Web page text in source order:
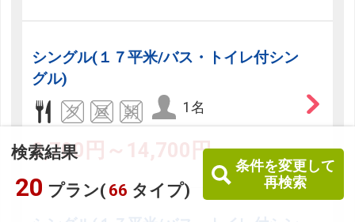
検索結果
20 プラン( 66 タイプ)
条件を変更して
再検索
シングル(１７平米/バス・トイレ付シン
グル)
1名
8,700円～14,700円